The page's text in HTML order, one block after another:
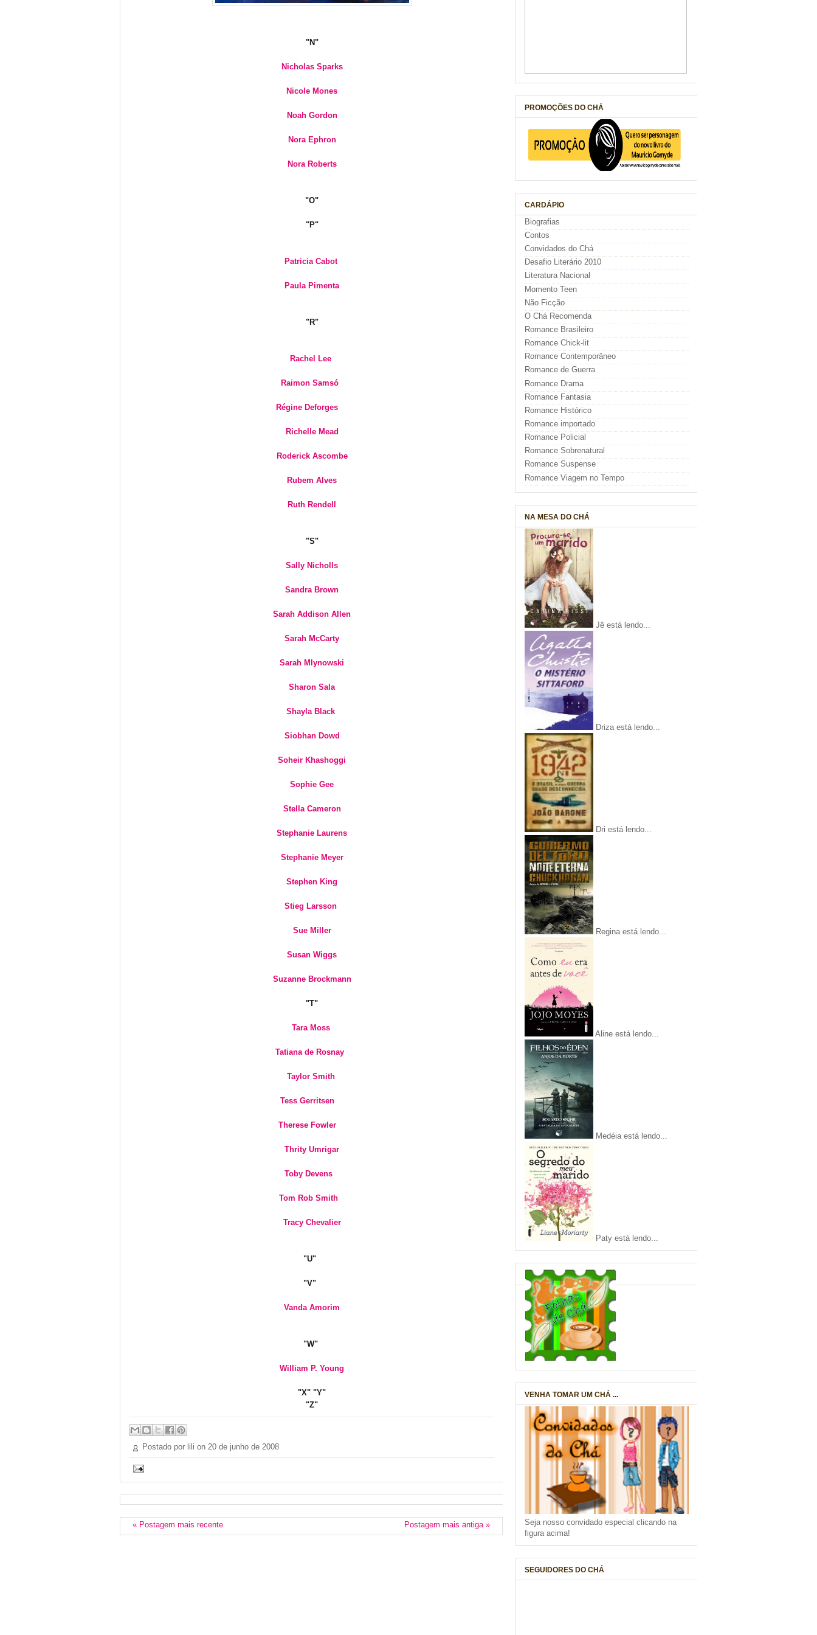
"N"
Nicholas Sparks
Nicole Mones
Noah Gordon
Nora Ephron
Nora Roberts
"O"
"P"
Patricia Cabot
Paula Pimenta
"R"
Rachel Lee
Raimon Samsó
Régine Deforges
Richelle Mead
Roderick Ascombe
Rubem Alves
Ruth Rendell
"S"
Sally Nicholls
Sandra Brown
Sarah Addison Allen
Sarah McCarty
Sarah Mlynowski
Sharon Sala
Shayla Black
Siobhan Dowd
Soheir Khashoggi
Sophie Gee
Stella Cameron
Stephanie Laurens
Stephanie Meyer
Stephen King
Stieg Larsson
Sue Miller
Susan Wiggs
Suzanne Brockmann
"T"
Tara Moss
Tatiana de Rosnay
Taylor Smith
Tess Gerritsen
Therese Fowler
Thrity Umrigar
Toby Devens
Tom Rob Smith
Tracy Chevalier
"U"
"V"
Vanda Amorim
"W"
William P. Young
"X" "Y"
"Z"
Postado por lili on 20 de junho de 2008
« Postagem mais recente Postagem mais antiga »
PROMOÇÕES DO CHÁ
CARDÁPIO
Biografias
Contos
Convidados do Chá
Desafio Literário 2010
Literatura Nacional
Momento Teen
Não Ficção
O Chá Recomenda
Romance Brasileiro
Romance Chick-lit
Romance Contemporâneo
Romance de Guerra
Romance Drama
Romance Fantasia
Romance Histórico
Romance importado
Romance Policial
Romance Sobrenatural
Romance Suspense
Romance Viagem no Tempo
NA MESA DO CHÁ
Jê está lendo...
Driza está lendo...
Dri está lendo...
Regina está lendo...
Aline está lendo...
Medéia está lendo...
Paty está lendo...
VENHA TOMAR UM CHÁ ...
Seja nosso convidado especial clicando na
figura acima!
SEGUIDORES DO CHÁ